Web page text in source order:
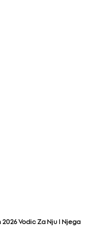
Vodic Za Nju I Njega